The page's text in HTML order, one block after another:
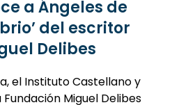
del escritor
Delibes
el Instituto Castellano y
Miguel Delibes
Cul…